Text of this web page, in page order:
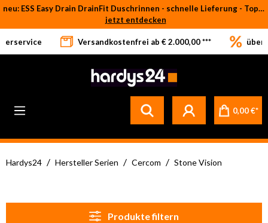
Zum Hauptinhalt springen
neu: ESS Easy Drain DrainFit Duschrinnen - schnelle Lieferung - Top-Preise
jetzt entdecken
Betrifft ausschließlich bei Bestellware-Fliesen: aufgrund der Werksferien in Italien und Spanien kommt es zu Verzögerungen bei der Verladung. Sämtliche Lagerware (sofort verfügbar) sowie alle anderen Produktgruppen versenden wir weiterhin regulär
Versandkostenfrei ab € 2.000,00 *** über
0,00 €*
Hardys24 / Hersteller Serien / Cercom / Stone Vision
Produkte filtern